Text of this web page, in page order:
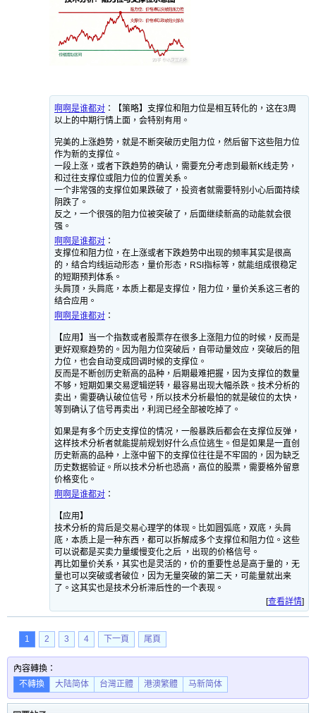
啊啊是谁都对 ：
【策略】支撑位和阻力位是相互转化的，这在3周
以上的中期行情上面，会特别有用。
完美的上涨趋势，就是不断突破历史阻力位，然后留下这些阻力位
作为新的支撑位。
一段上涨，或者下跌趋势的确认，需要充分考虑到最新K线走势，
和过往支撑位或阻力位的位置关系。
一个非常强的支撑位如果跌破了，投资者就需要特别小心后面持续
阴跌了。
反之，一个很强的阻力位被突破了，后面继续新高的动能就会很
强。
啊啊是谁都对 ：
支撑位和阻力位，在上涨或者下跌趋势中出现的频率其实是很高
的，结合均线运动形态，量价形态，RSI指标等，就能组成很稳定
的短期预判体系。
头肩顶，头肩底，本质上都是支撑位，阻力位，量价关系这三者的
结合应用。
啊啊是谁都对 ：
【应用】当一个指数或者股票存在很多上涨阻力位的时候，反而是
更好观察趋势的。因为阻力位突破后，自带动量效应，突破后的阻
力位，也会自动变成回调时候的支撑位。
反而是不断创历史新高的品种，后期最难把握，因为支撑位的数量
不够，短期如果交易逻辑逆转，最容易出现大幅杀跌。技术分析的
卖出，需要确认破位信号，所以技术分析最怕的就是破位的太快，
等到确认了信号再卖出，利润已经全部被吃掉了。
如果是有多个历史支撑位的情况，一般暴跌后都会在支撑位反弹，
这样技术分析者就能提前规划好什么点位逃生。但是如果是一直创
历史新高的品种，上涨中留下的支撑位往往是不牢固的，因为缺乏
历史数据验证。所以技术分析也恐高，高位的股票，需要格外留意
价格变化。
啊啊是谁都对 ：
【应用】
技术分析的背后是交易心理学的体现。比如圆弧底，双底，头肩
底，本质上是一种东西，都可以拆解成多个支撑位和阻力位。这些
可以说都是买卖力量缓慢变化之后 ，出现的价格信号。
再比如量价关系，其实也是灵活的，价的重要性总是高于量的，无
量也可以突破或者破位，因为无量突破的第二天，可能量就出来
了。这其实也是技术分析滞后性的一个表现。
[查看詳情]
1 2 3 4 下一頁 尾頁
內容轉換：
不轉換
大陆简体 台灣正體 港澳繁體 马新简体